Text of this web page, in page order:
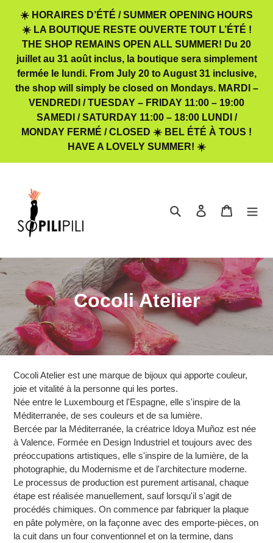
contenu
☀️ HORAIRES D’ÉTÉ / SUMMER OPENING HOURS
☀️ LA BOUTIQUE RESTE OUVERTE TOUT L’ÉTÉ !
THE SHOP REMAINS OPEN ALL SUMMER! Du 20
juillet au 31 août inclus, la boutique sera simplement
fermée le lundi. From July 20 to August 31 inclusive,
the shop will simply be closed on Mondays. MARDI –
VENDREDI / TUESDAY – FRIDAY 11:00 – 19:00
SAMEDI / SATURDAY 11:00 – 18:00 LUNDI /
MONDAY FERMÉ / CLOSED ☀️ BEL ÉTÉ À TOUS !
HAVE A LOVELY SUMMER! ☀️
RechercherSe connecter
Panier
C
o
l
l
e
c
t
i
o
n
:
Cocoli Atelier
Cocoli Atelier est une marque de bijoux qui apporte couleur,
joie et vitalité à la personne qui les portes.
Née entre le Luxembourg et l'Espagne, elle s'inspire de la
Méditerranée, de ses couleurs et de sa lumière.
Bercée par la Méditerranée, la créatrice Idoya Muñoz est née
à Valence. Formée en Design Industriel et toujours avec des
préoccupations artistiques, elle s'inspire de la lumière, de la
photographie, du Modernisme et de l'architecture moderne.
Le processus de production est purement artisanal, chaque
étape est réalisée manuellement, sauf lorsqu'il s'agit de
procédés chimiques. On commence par fabriquer la plaque
en pâte polymère, on la façonne avec des emporte-pièces, on
la cuit dans un four conventionnel et on la termine, dans